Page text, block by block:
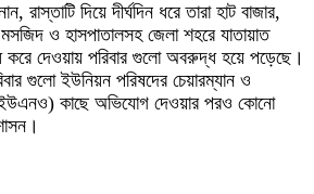
রাস্তাটি দিয়ে দীর্ঘদিন ধরে তারা হাট বাজার,
ও হাসপাতালসহ জেলা শহরে যাতায়াত
করে দেওয়ায় পরিবার গুলো অবরুদ্ধ হয়ে পড়েছে।
গুলো ইউনিয়ন পরিষদের চেয়ারম্যান ও
(ইউএনও) কাছে অভিযোগ দেওয়ার পরও কোনো